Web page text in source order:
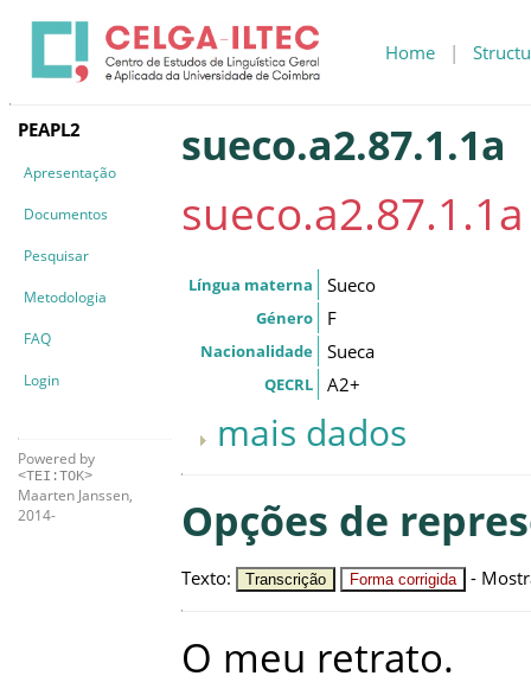
Home |
PEAPL2
Apresentação
Documentos
Pesquisar
Metodologia
FAQ
Login
Powered by
<TEI:TOK>
Maarten Janssen,
2014-
sueco.a2.87.1.1a
sueco.a2.87.1.1a
Língua materna Sueco
Género F
Nacionalidade Sueca
QECRL A2+
mais dados
Opções de
Texto: Transcrição Forma corrigida -
O meu retrato.